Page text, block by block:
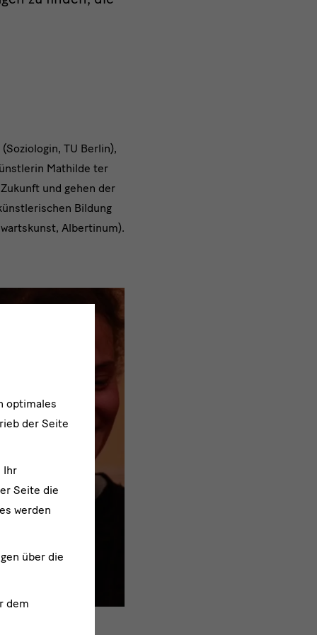
TU Berlin),
Mathilde ter
und gehen der
Bildung
Albertinum).
optimales
der Seite
Ihr
Seite die
werden
über die
dem